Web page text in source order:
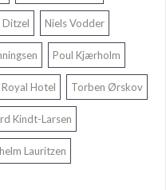
Ditzel Niels Vodder
Poul Kjærholm
Royal Hotel Torben Ørskov
Kindt-Larsen
Lauritzen